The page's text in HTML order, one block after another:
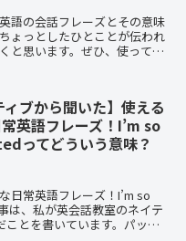
語の会話フレーズとその意味
ょっとしたひとことが伝われ
と思います。ぜひ、使ってみ
ィブから聞いた】使える
英語フレーズ！I’m so
ってどういう意味？
日常英語フレーズ！I’m so
は、私が英会話教室のネイテ
とを書いています。パッと